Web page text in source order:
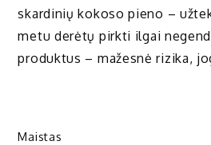
skardinių kokoso pieno –
metu derėtų pirkti ilgai
produktus – mažesnė rizika,
Maistas